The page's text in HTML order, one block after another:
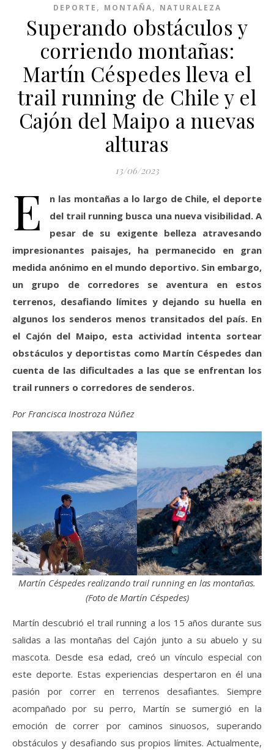
DEPORTE , MONTAÑA, NATURALEZA
Superando obstáculos y
corriendo montañas:
Martín Céspedes lleva el
trail running de Chile y el
Cajón del Maipo a nuevas
alturas
13/06/2023
E
n las montañas a lo largo de Chile, el deporte
del trail running busca una nueva visibilidad. A
pesar de su exigente belleza atravesando
impresionantes paisajes, ha permanecido en gran
medida anónimo en el mundo deportivo. Sin embargo,
un grupo de corredores se aventura en estos
terrenos, desafiando límites y dejando su huella en
algunos los senderos menos transitados del país. En
el Cajón del Maipo, esta actividad intenta sortear
obstáculos y deportistas como Martín Céspedes dan
cuenta de las dificultades a las que se enfrentan los
trail runners o corredores de senderos.
Por Francisca Inostroza Núñez
Martín Céspedes realizando trail running en las montañas.
(Foto de Martín Céspedes)
Martín descubrió el trail running a los 15 años durante sus
salidas a las montañas del Cajón junto a su abuelo y su
mascota. Desde esa edad, creó un vínculo especial con
este deporte. Estas experiencias despertaron en él una
pasión por correr en terrenos desafiantes. Siempre
acompañado por su perro, Martín se sumergió en la
emoción de correr por caminos sinuosos, superando
obstáculos y desafiando sus propios límites. Actualmente,